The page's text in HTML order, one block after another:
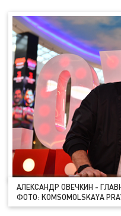
АЛЕКСАНДР ОВЕЧКИН -
ФОТО: KOMSOMOLSKAYA